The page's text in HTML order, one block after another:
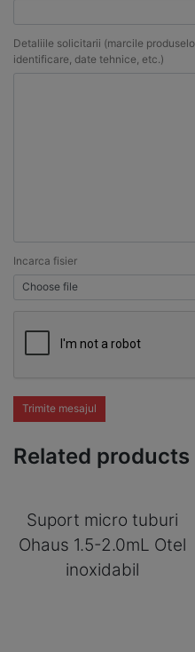
Detaliile solicitarii (marcile
identificare, date tehnice, etc.)
Incarca fisier
Choose file
Trimite mesajul
Related products
Suport micro tuburi
Ohaus 1.5-2.0mL Otel
inoxidabil